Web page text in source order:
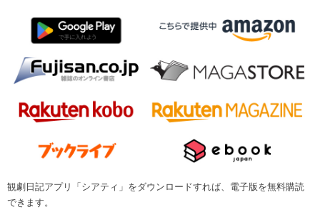
観劇日記アプリ「シアティ」をダウンロードすれば、電子版を無料購読
できます。